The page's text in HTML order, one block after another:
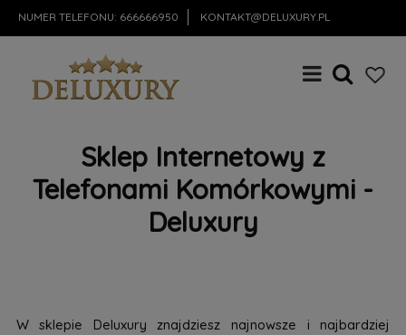
NUMER TELEFONU: 666666950 KONTAKT@DELUXURY.PL
Sklep Internetowy z
Telefonami Komórkowymi -
Deluxury
W sklepie Deluxury znajdziesz najnowsze i najbardziej